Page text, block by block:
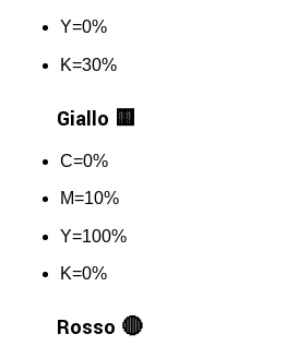
Y=0%
K=30%
Giallo 🟨
C=0%
M=10%
Y=100%
K=0%
Rosso 🔴